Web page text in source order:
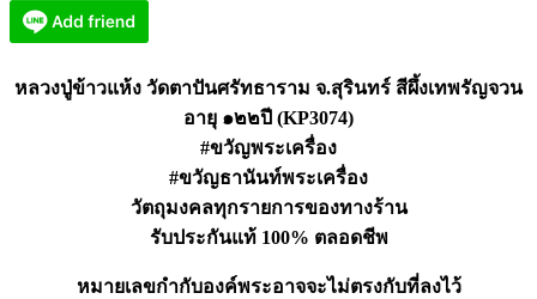
ราม
เทพ
หลวงปู่ข้าวแห้ง วัดตาปันศรัทธาราม จ.สุรินทร์ สีผึ้งเทพรัญจวน
อายุ ๑๒๒ปี (KP3074)
#ขวัญพระเครื่อง
#ขวัญธานันท์พระเครื่อง
วัตถุมงคลทุกรายการของทางร้าน
รับประกันแท้ 100% ตลอดชีพ
หมายเลขกำกับองค์พระอาจจะไม่ตรงกับที่ลงไว้